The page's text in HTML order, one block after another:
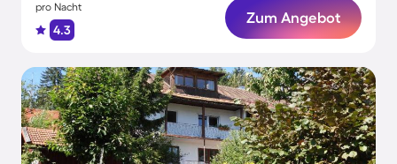
pro Nacht
4.3
Zum Angebot